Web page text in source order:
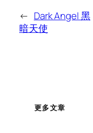
← Dark Angel 黑
暗天使
更多文章